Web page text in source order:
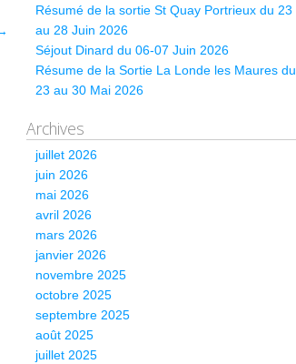
Résumé de la sortie St Quay Portrieux du 23
au 28 Juin 2026
Séjout Dinard du 06-07 Juin 2026
Résume de la Sortie La Londe les Maures du
23 au 30 Mai 2026
Archives
juillet 2026
juin 2026
mai 2026
avril 2026
mars 2026
janvier 2026
novembre 2025
octobre 2025
septembre 2025
août 2025
juillet 2025